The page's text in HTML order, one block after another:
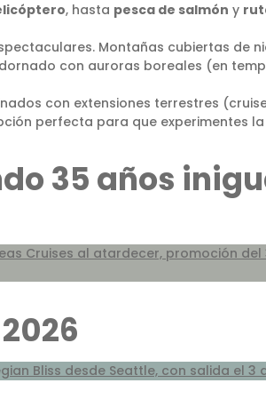
, hasta pesca de salmón y
Montañas cubiertas de
con auroras boreales (en
con extensiones terrestres
perfecta para que experimentes
35 años